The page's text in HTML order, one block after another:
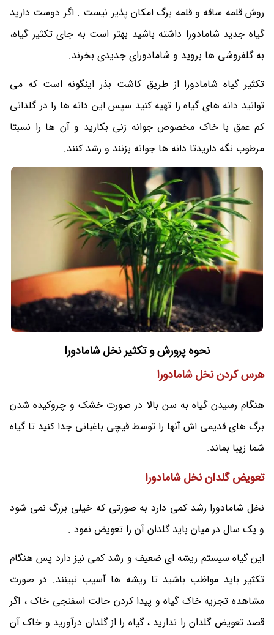
روش قلمه ساقه و قلمه برگ امکان پذیر نیست . اگر دوست دارید
گیاه جدید شامادورا داشته باشید بهتر است به جای تکثیر گیاه،
به گلفروشی ها بروید و شامادورای جدیدی بخرند.
تکثیر گیاه شامادورا از طریق کاشت بذر اینگونه است که می
توانید دانه های گیاه را تهیه کنید سپس این دانه ها را در گلدانی
کم عمق با خاک مخصوص جوانه زنی بکارید و آن ها را نسبتا
مرطوب نگه داریدتا دانه ها جوانه بزنند و رشد کنند.
نحوه پرورش و تکثیر نخل شامادورا
هرس کردن نخل شامادورا
هنگام رسیدن گیاه به سن بالا در صورت خشک و چروکیده شدن
برگ های قدیمی اش آنها را توسط قیچی باغبانی جدا کنید تا گیاه
شما زیبا بماند.
تعویض گلدان نخل شامادورا
نخل شامادورا رشد کمی دارد به صورتی که خیلی بزرگ نمی شود
و یک سال در میان باید گلدان آن را تعویض نمود .
این گیاه سیستم ریشه ای ضعیف و رشد کمی نیز دارد پس هنگام
تکثیر باید مواظب باشید تا ریشه ها آسیب نبینند. در صورت
مشاهده تجزیه خاک گیاه و پیدا کردن حالت اسفنجی خاک ، اگر
قصد تعویض گلدان را ندارید ، گیاه را از گلدان درآورید و خاک آن